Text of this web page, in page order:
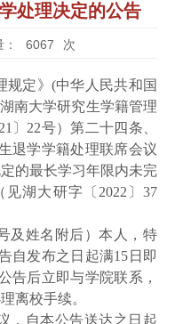
处理决定的公告
6067 次
规定》(中华人民共和国
南大学研究生学籍管理
〕22号）第二十四条、
退学学籍处理联席会议
的最长学习年限内未完
湖大研字〔2022〕37
及姓名附后）本人，特
自发布之日起满15日即
告后立即与学院联系，
离校手续。
，自本公告送达之日起